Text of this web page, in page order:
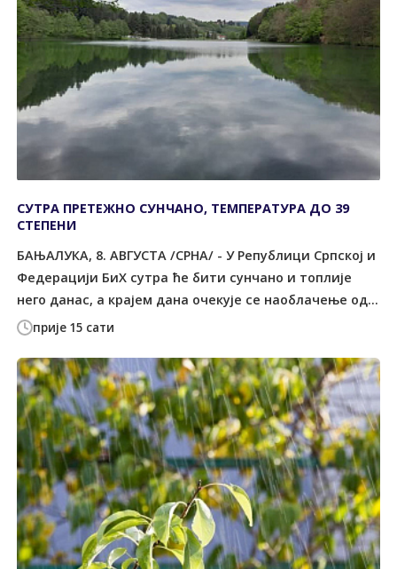
прије 15 сати
СУТРА ПРЕТЕЖНО СУНЧАНО, ТЕМПЕРАТУРА ДО 39
СТЕПЕНИ
БАЊАЛУКА, 8. АВГУСТА /СРНА/ - У Републици Српској и
Федерацији БиХ сутра ће бити сунчано и топлије
него данас, а крајем дана очекује се наоблачење од...